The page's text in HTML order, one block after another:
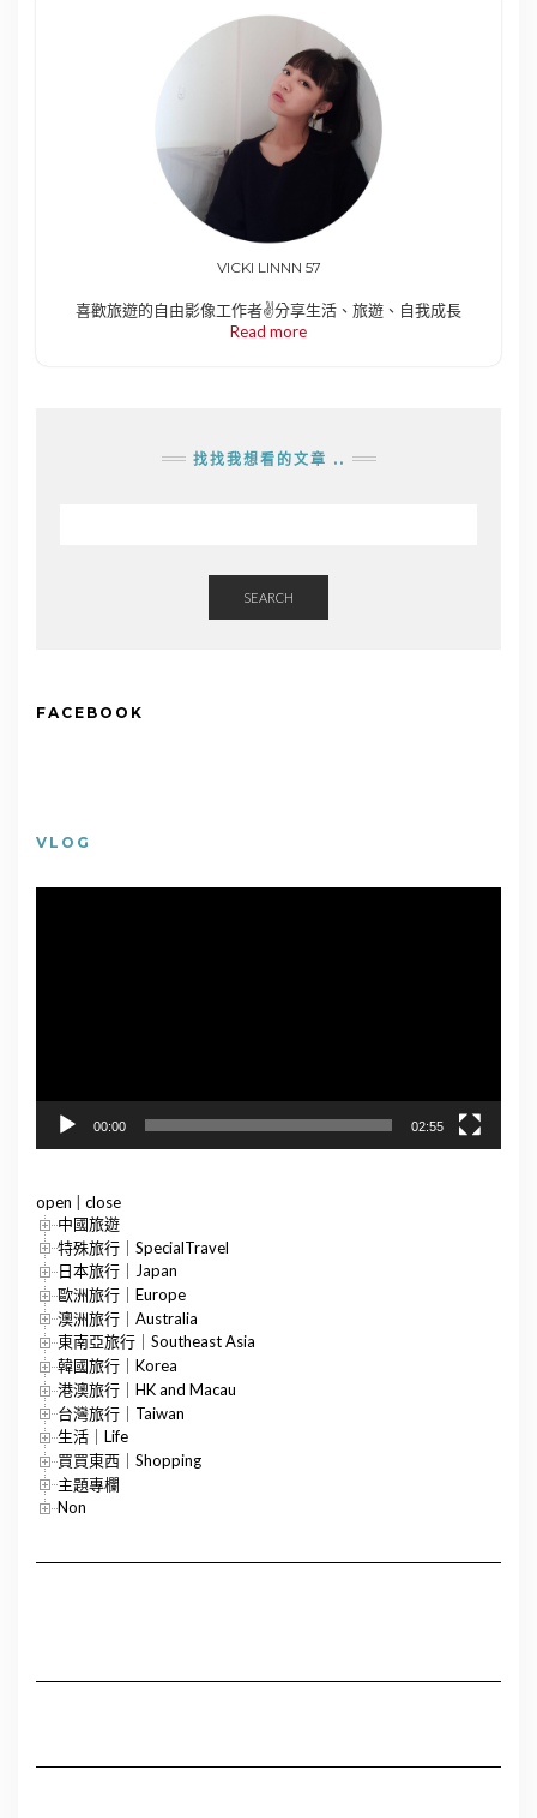
VICKI LINNN 57
喜歡旅遊的自由影像工作者✌️分享生活、旅遊、自我成長
Read more
找找我想看的文章 ..
SEARCH
FACEBOOK
VLOG
00:00 02:55
open
close
中國旅遊
特殊旅行｜SpecialTravel
日本旅行｜Japan
歐洲旅行｜Europe
澳洲旅行｜Australia
東南亞旅行｜Southeast Asia
韓國旅行｜Korea
港澳旅行｜HK and Macau
台灣旅行｜Taiwan
生活｜Life
買買東西｜Shopping
主題專欄
Non